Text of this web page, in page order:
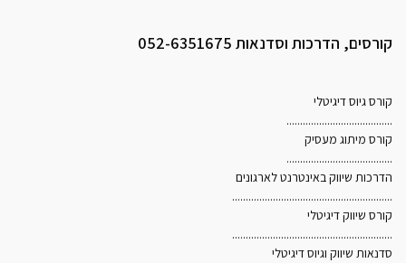
קורסים, הדרכות וסדנאות 052-6351675
קורס גיוס דיגיטלי
.......................................
קורס מיתוג מעסיק
.......................................
הדרכות שיווק באינטרנט לארגונים
...........................................................
קורס שיווק דיגיטלי
...........................................................
סדנאות שיווק וגיוס דיגיטלי